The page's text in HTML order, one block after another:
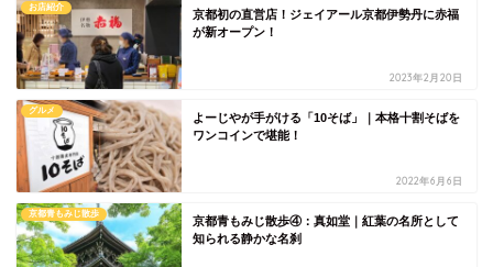
お店紹介
京都初の直営店！ジェイアール京都伊勢丹に赤福
が新オープン！
2023年2月20日
グルメ
よーじやが手がける「10そば」｜本格十割そばを
ワンコインで堪能！
2022年6月6日
京都青もみじ散歩
京都青もみじ散歩④：真如堂｜紅葉の名所として
知られる静かな名刹